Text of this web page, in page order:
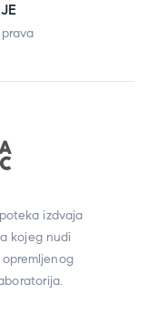
izdvaja
kojeg nudi